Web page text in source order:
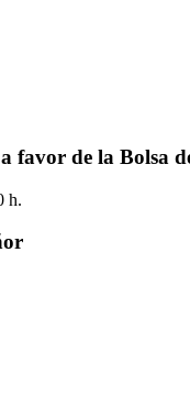
favor de la Bolsa
h.